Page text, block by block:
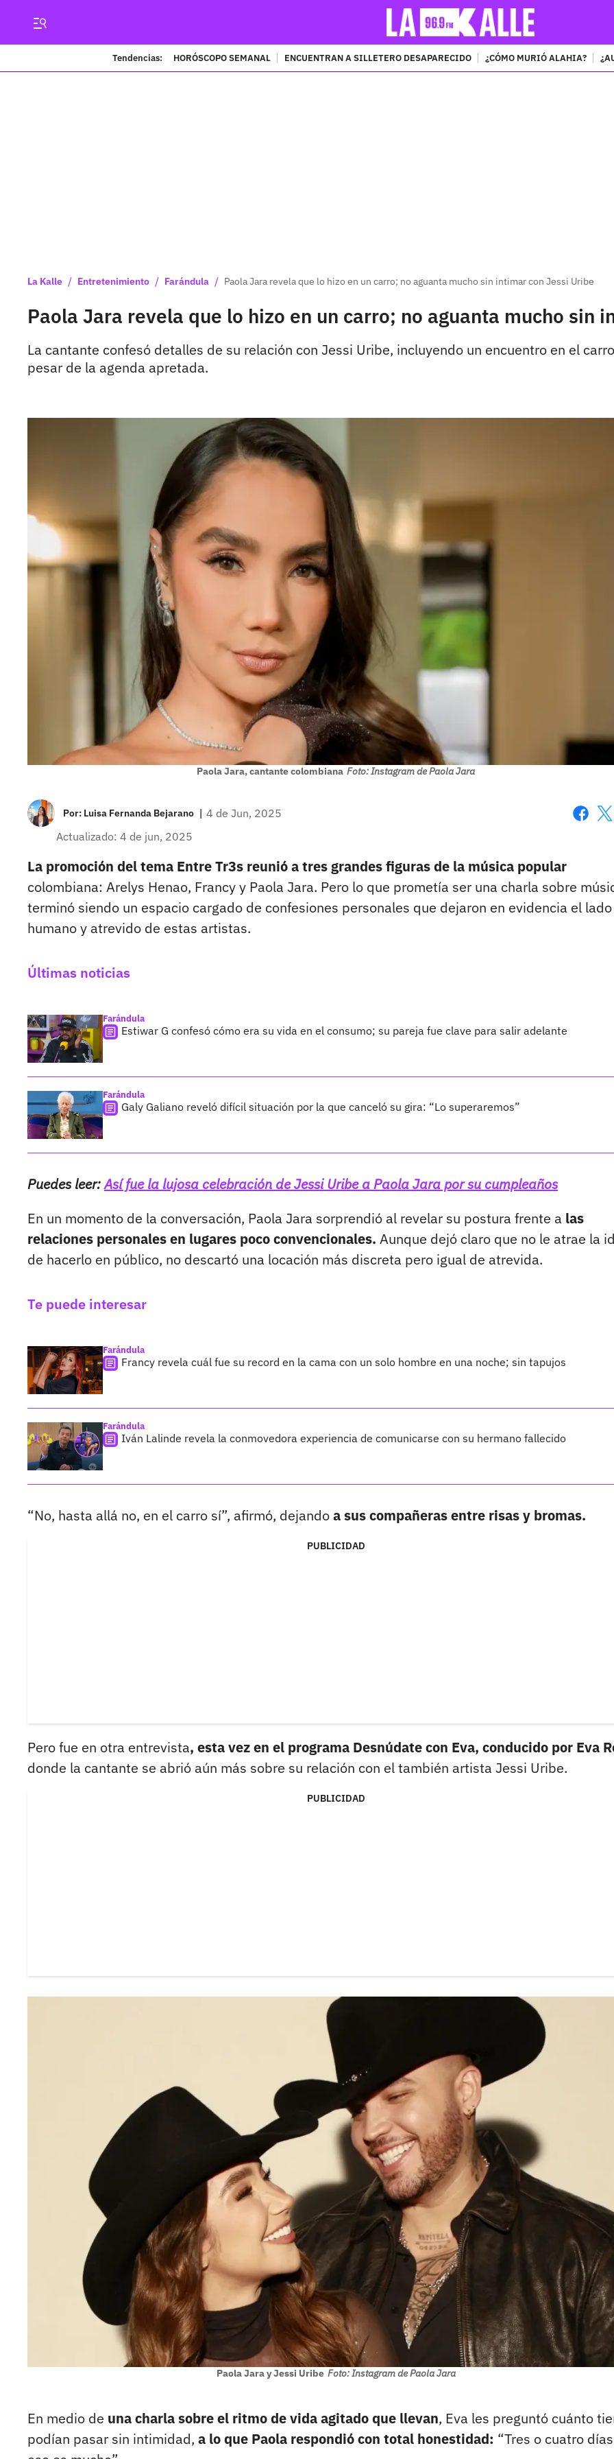
Tendencias: HORÓSCOPO SEMANAL ENCUENTRAN A SILLETERO DESAPARECIDO ¿CÓMO MURIÓ ALAHIA?
La Kalle / Entretenimiento / Farándula / Paola Jara revela que lo hizo en un carro; no aguanta mucho sin intimar con Jessi Uribe
Paola Jara revela que lo hizo en un carro; no aguanta mucho sin
La cantante confesó detalles de su relación con Jessi Uribe, incluyendo un encuentro en el
pesar de la agenda apretada.
Paola Jara, cantante colombiana Foto: Instagram de Paola Jara
Por: Luisa Fernanda Bejarano | 4 de Jun, 2025
Actualizado: 4 de jun, 2025
La promoción del tema Entre Tr3s reunió a tres grandes figuras de la música popular
colombiana: Arelys Henao, Francy y Paola Jara. Pero lo que prometía ser una charla sobre
terminó siendo un espacio cargado de confesiones personales que dejaron en evidencia el
humano y atrevido de estas artistas.
Últimas noticias
Farándula
Estiwar G confesó cómo era su vida en el consumo; su pareja fue clave para salir adelante
Farándula
Galy Galiano reveló difícil situación por la que canceló su gira: “Lo superaremos”
Puedes leer:Así fue la lujosa celebración de Jessi Uribe a Paola Jara por su cumpleaños
En un momento de la conversación, Paola Jara sorprendió al revelar su postura frente a las
relaciones personales en lugares poco convencionales. Aunque dejó claro que no le atrae la
de hacerlo en público, no descartó una locación más discreta pero igual de atrevida.
Te puede interesar
Farándula
Francy revela cuál fue su record en la cama con un solo hombre en una noche; sin tapujos
Farándula
Iván Lalinde revela la conmovedora experiencia de comunicarse con su hermano fallecido
“No, hasta allá no, en el carro sí”, afirmó, dejandoa sus compañeras entre risas y bromas.
PUBLICIDAD
Pero fue en otra entrevista, esta vez en el programa Desnúdate con Eva, conducido por Eva
donde la cantante se abrió aún más sobre su relación con el también artista Jessi Uribe.
PUBLICIDAD
Paola Jara y Jessi Uribe Foto: Instagram de Paola Jara
En medio de una charla sobre el ritmo de vida agitado que llevan, Eva les preguntó cuánto
podían pasar sin intimidad, a lo que Paola respondió con total honestidad: “Tres o cuatro